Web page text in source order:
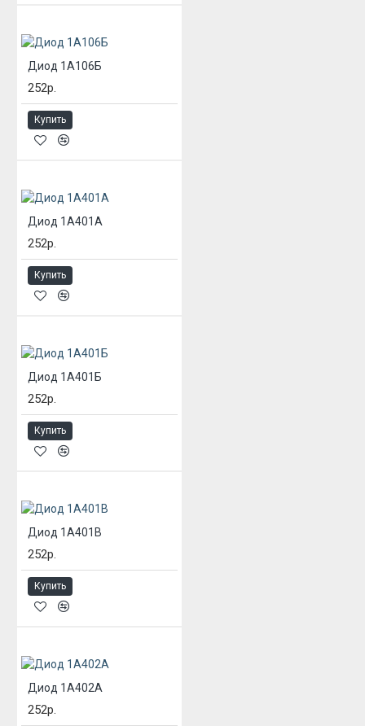
Диод 1А106Б
252р.
Купить
Диод 1А401А
252р.
Купить
Диод 1А401Б
252р.
Купить
Диод 1А401В
252р.
Купить
Диод 1А402А
252р.